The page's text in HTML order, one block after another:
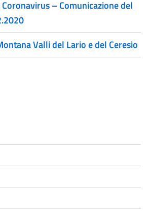
– Comunicazione del
Valli del Lario e del Ceresio